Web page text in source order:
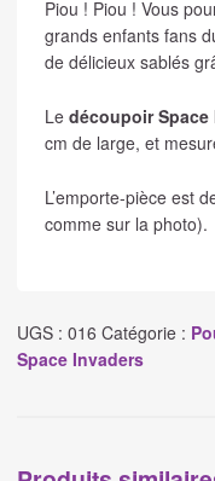
Piou ! Piou ! Vous
grands enfants fans
de délicieux sablés
Le découpoir Space
cm de large, et
L’emporte-pièce est
comme sur la photo).
UGS : 016 Catégorie :
Space Invaders